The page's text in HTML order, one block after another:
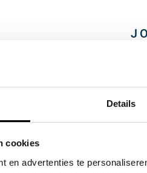
Details
cookies
en advertenties te